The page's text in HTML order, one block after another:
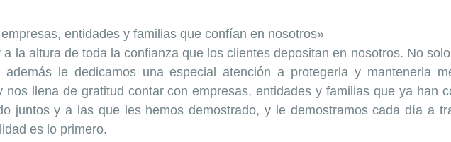
entidades y familias que confían en nosotros»
la altura de toda la confianza que los clientes depositan en nosotros. No
le dedicamos una especial atención a protegerla y mantenerla
llena de gratitud contar con empresas, entidades y familias que ya han
juntos y a las que les hemos demostrado, y le demostramos cada día a
es lo primero.